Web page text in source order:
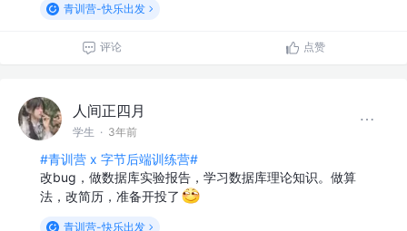
青训营-快乐出发
评论 点赞
人间正四月
学生 · 3年前
#青训营 x 字节后端训练营#
改bug，做数据库实验报告，学习数据库理论知识。做算
法，改简历，准备开投了
青训营-快乐出发